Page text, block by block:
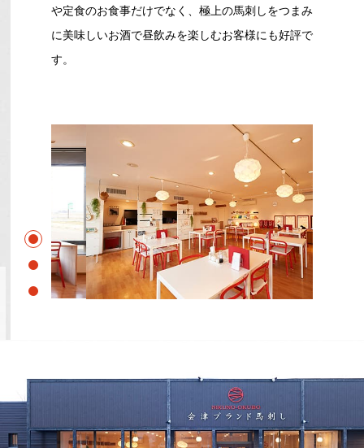
や定食のお食事だけでなく、極上の馬刺しをつまみ
に美味しいお酒で昼飲みを楽しむお客様にも好評で
す。